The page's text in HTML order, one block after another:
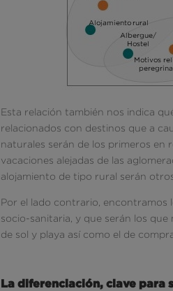
Esta relación también nos indica
relacionados con destinos que a
naturales serán de los primeros en
vacaciones alejadas de las
alojamiento de tipo rural serán
Por el lado contrario, encontramos
socio-sanitaria, y que serán los
de sol y playa así como el de
La diferenciación, clave para